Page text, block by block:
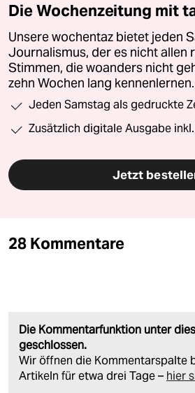
Die Wochenzeitung mit
Unsere wochentaz bietet jeden
Journalismus, der es nicht allen
Stimmen, die woanders nicht
zehn Wochen lang kennenlernen.
Jeden Samstag als gedruckte
Zusätzlich digitale Ausgabe
Jetzt
28 Kommentare
Die Kommentarfunktion unter
geschlossen.
Wir öffnen die Kommentarspalte
Artikeln für etwa drei Tage – hier